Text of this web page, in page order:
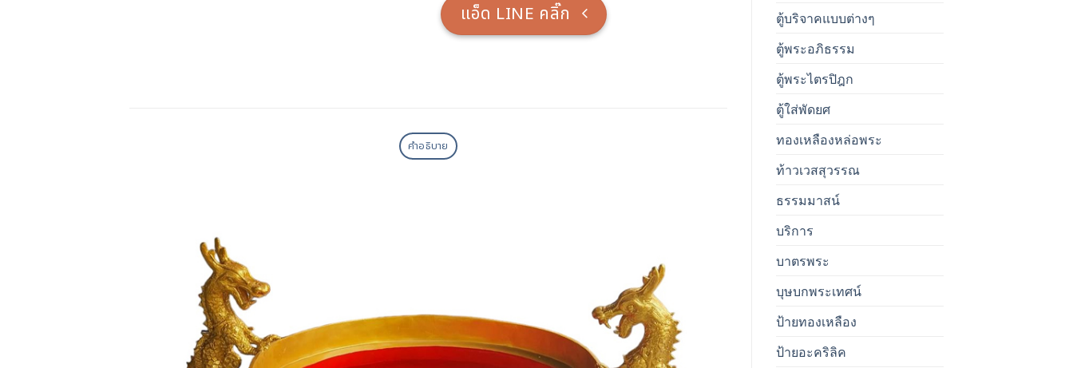
ตู้บริจาคแบบต่างๆ
ตู้พระอภิธรรม
ตู้พระไตรปิฎก
ตู้ใส่พัดยศ
ทองเหลืองหล่อพระ
ท้าวเวสสุวรรณ
ธรรมมาสน์
บริการ
บาตรพระ
บุษบกพระเทศน์
ป้ายทองเหลือง
ป้ายอะคริลิค
แอ็ด LINE คลิ๊ก
คำอธิบาย